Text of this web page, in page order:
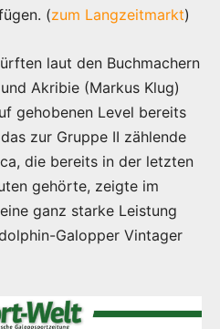
(zum Langzeitmarkt)
laut den Buchmachern
Akribie (Markus Klug)
gehobenen Level bereits
zur Gruppe II zählende
die bereits in der letzten
gehörte, zeigte im
ganz starke Leistung
Galopper Vintager